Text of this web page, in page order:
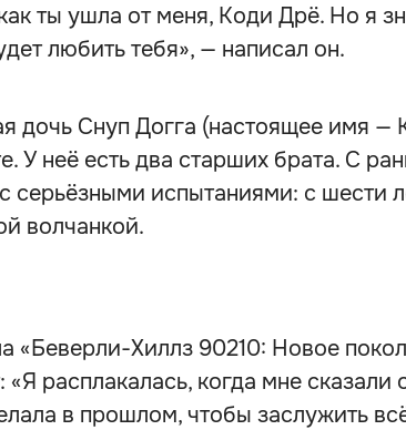
ты ушла от меня, Коди Дрё. Но я
любить тебя», — написал он.
дочь Снуп Догга (настоящее имя —
У неё есть два старших брата. С
серьёзными испытаниями: с шести
волчанкой.
«Беверли-Хиллз 90210: Новое
расплакалась, когда мне сказали
в прошлом, чтобы заслужить